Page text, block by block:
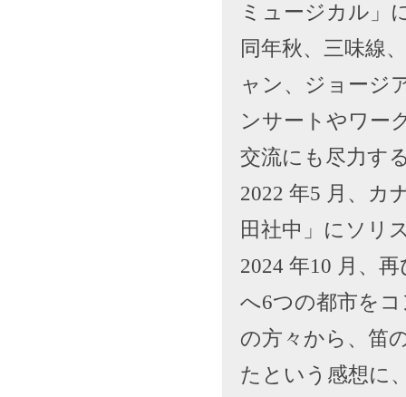
ミュージカル」
同年秋、三味線
ャン、ジョージ
ンサートやワー
交流にも尽力す
2022 年5 月、カ
田社中」にソリ
2024 年10 月、
へ6つの都市を
の方々から、笛
たという感想に